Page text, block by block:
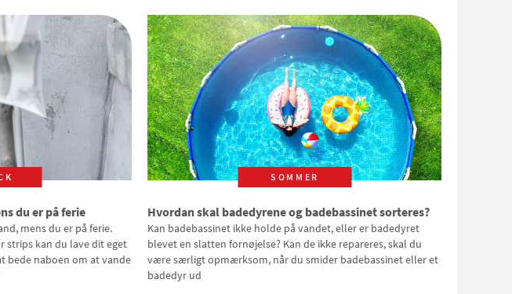
du er på ferie
mens du er på ferie.
strips kan du lave dit eget
bede naboen om at vande
SOMMER
Hvordan skal badedyrene og badebassinet sorteres?
Kan badebassinet ikke holde på vandet, eller er badedyret
blevet en slatten fornøjelse? Kan de ikke repareres, skal du
være særligt opmærksom, når du smider badebassinet eller et
badedyr ud